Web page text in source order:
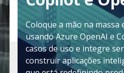
Coloque a mão na massa
usando Azure OpenAI e
casos de uso e integre
construir aplicações